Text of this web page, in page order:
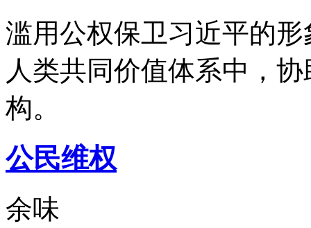
滥用公权保卫习近平的
人类共同价值体系中，
构。
公民维权
余味